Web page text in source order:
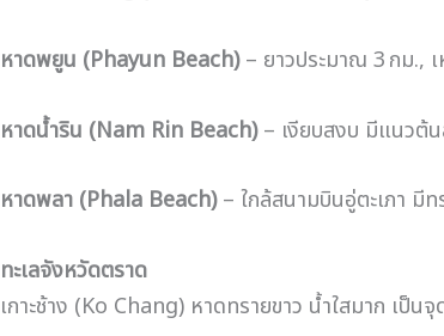
หาดพยูน (Phayun Beach)– ยาวประมาณ 3 กม., เ
หาดน้ำริน (Nam Rin Beach)– เงียบสงบ มีแนวต้น
หาดพลา (Phala Beach)– ใกล้สนามบินอู่ตะเภา มีท
ทะเลจังหวัดตราด
เกาะช้าง (Ko Chang) หาดทรายขาว น้ำใสมาก เป็